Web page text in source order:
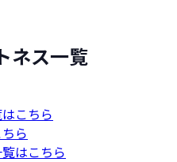
ネス一覧
こちら
ら
はこちら